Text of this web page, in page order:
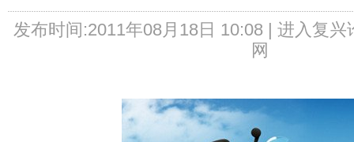
发布时间:2011年08月18日 10:08 | 进入复兴
网